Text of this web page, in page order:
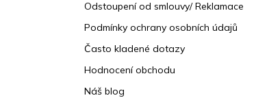
Odstoupení od smlouvy/ Reklamace
Podmínky ochrany osobních údajů
Často kladené dotazy
Hodnocení obchodu
Náš blog